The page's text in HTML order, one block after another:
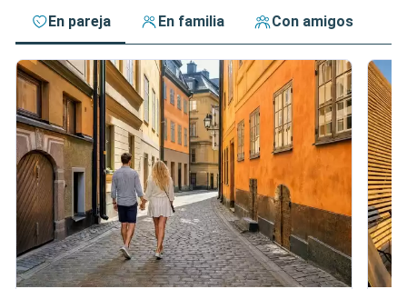
En pareja En familia Con amigos